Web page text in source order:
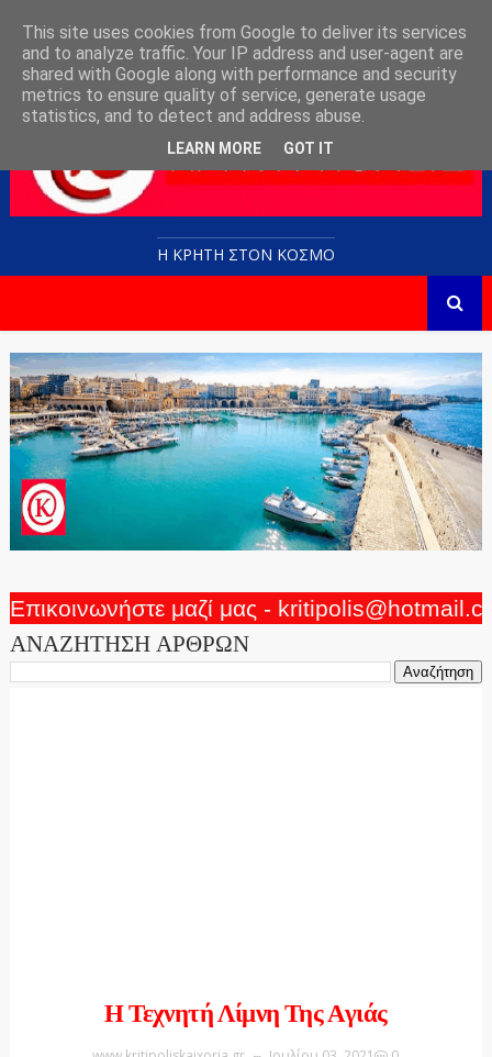
Η ΚΡΗΤΗ ΣΤΟN KOΣΜΟ
Επικοινωνήστε μαζί μας -
ΑΝΑΖΗΤΗΣΗ ΑΡΘΡΩΝ
Η Τεχνητή Λίμνη Της Αγιάς
This site uses cookies from Google to deliver its services
and to analyze traffic. Your IP address and user-agent are
shared with Google along with performance and security
metrics to ensure quality of service, generate usage
statistics, and to detect and address abuse.
LEARN MORE GOT IT